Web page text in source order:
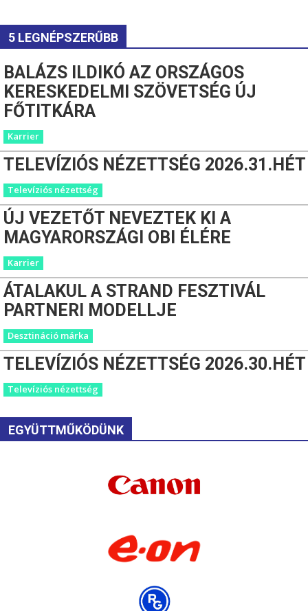
5 LEGNÉPSZERŰBB
BALÁZS ILDIKÓ AZ ORSZÁGOS
KERESKEDELMI SZÖVETSÉG ÚJ
FŐTITKÁRA
Karrier
TELEVÍZIÓS NÉZETTSÉG 2026.31.HÉT
Televíziós nézettség
ÚJ VEZETŐT NEVEZTEK KI A
MAGYARORSZÁGI OBI ÉLÉRE
Karrier
ÁTALAKUL A STRAND FESZTIVÁL
PARTNERI MODELLJE
Desztináció márka
TELEVÍZIÓS NÉZETTSÉG 2026.30.HÉT
Televíziós nézettség
EGYÜTTMŰKÖDÜNK